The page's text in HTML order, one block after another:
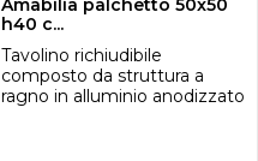
Amabilia palchetto 50x50
h40 c...
Tavolino richiudibile
composto da struttura a
ragno in alluminio anodizzato